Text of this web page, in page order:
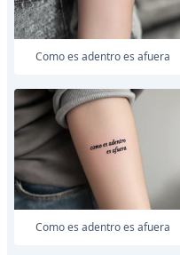
como es adentro es afuera
como es adentro es afuera